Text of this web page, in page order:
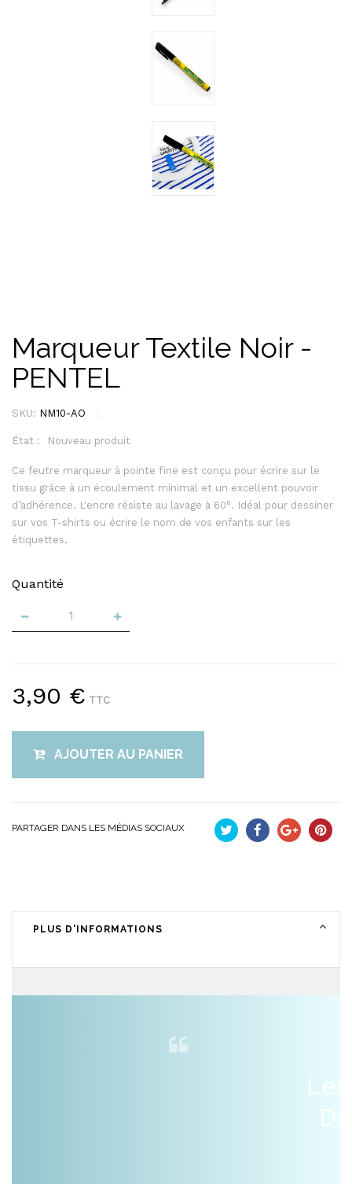
Marqueur Textile Noir -
PENTEL
SKU: NM10-AO
État : Nouveau produit
Ce feutre marqueur à pointe fine est conçu pour écrire sur le
tissu grâce à un écoulement minimal et un excellent pouvoir
d’adhérence. L'encre résiste au lavage à 60°. Idéal pour dessiner
sur vos T-shirts ou écrire le nom de vos enfants sur les
étiquettes.
Quantité
3,90 € TTC
AJOUTER AU PANIER
PARTAGER DANS LES MÉDIAS SOCIAUX
PLUS D'INFORMATIONS